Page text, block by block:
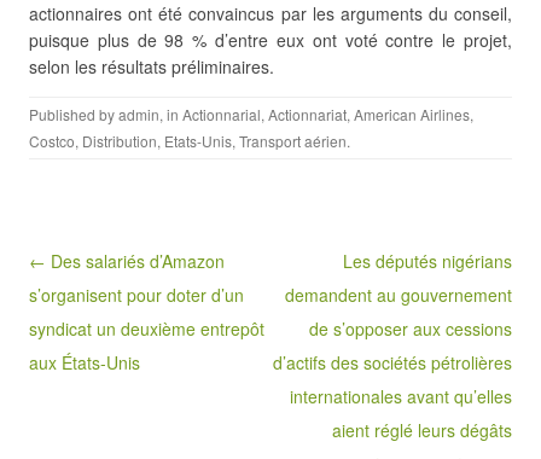
actionnaires ont été convaincus par les arguments du conseil,
puisque plus de 98 % d’entre eux ont voté contre le projet,
selon les résultats préliminaires.
Published byadmin, in Actionnarial, Actionnariat, American Airlines,
Costco, Distribution, Etats-Unis, Transport aérien.
Post navigation
← Des salariés d’Amazon
s’organisent pour doter d’un
syndicat un deuxième entrepôt
aux États-Unis
Les députés nigérians
demandent au gouvernement
de s’opposer aux cessions
d’actifs des sociétés pétrolières
internationales avant qu’elles
aient réglé leurs dégâts